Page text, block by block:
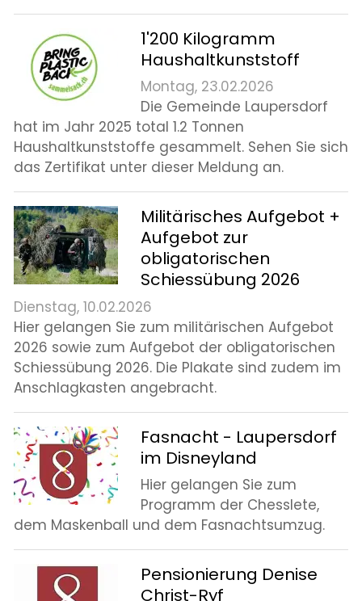
1'200 Kilogramm
Haushaltkunststoff
Montag, 23.02.2026
Die Gemeinde Laupersdorf
hat im Jahr 2025 total 1.2 Tonnen
Haushaltkunststoffe gesammelt. Sehen Sie sich
das Zertifikat unter dieser Meldung an.
Militärisches Aufgebot +
Aufgebot zur
obligatorischen
Schiessübung 2026
Dienstag, 10.02.2026
Hier gelangen Sie zum militärischen Aufgebot
2026 sowie zum Aufgebot der obligatorischen
Schiessübung 2026. Die Plakate sind zudem im
Anschlagkasten angebracht.
Fasnacht - Laupersdorf
im Disneyland
Hier gelangen Sie zum
Programm der Chesslete,
dem Maskenball und dem Fasnachtsumzug.
Pensionierung Denise
Christ-Ryf